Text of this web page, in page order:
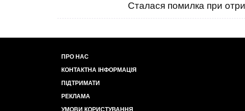
Сталася помилка при
ПРО НАС
КОНТАКТНА ІНФОРМАЦІЯ
ПІДТРИМАТИ
РЕКЛАМА
УМОВИ КОРИСТУВАННЯ